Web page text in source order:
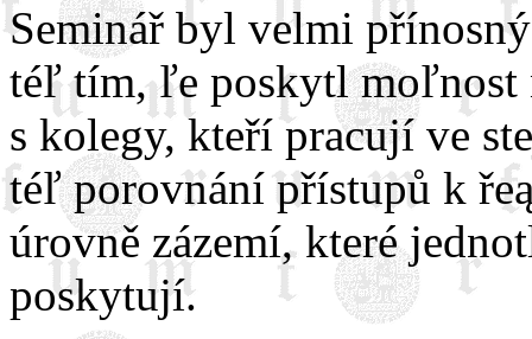
Seminář byl velmi
téľ tím, ľe poskytl moľnost
s kolegy, kteří pracují ve
téľ porovnání přístupů k
úrovně zázemí, které
poskytují.